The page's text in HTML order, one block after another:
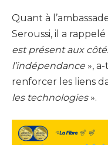
Quant à
Seroussi, il a
est présent aux
l’indépendance »,
renforcer les liens
les technologies».